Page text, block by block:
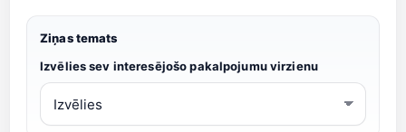
Ziņas temats
Izvēlies sev interesējošo pakalpojumu virzienu